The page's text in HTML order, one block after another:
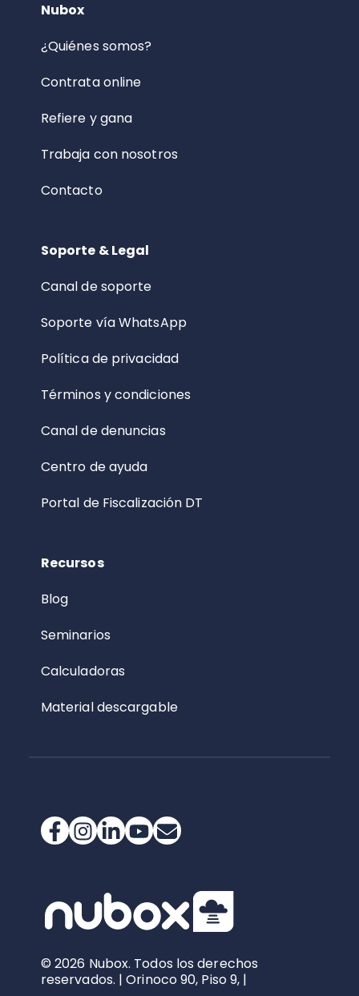
Nubox
¿Quiénes somos?
Contrata online
Refiere y gana
Trabaja con nosotros
Contacto
Soporte & Legal
Canal de soporte
Soporte vía WhatsApp
Política de privacidad
Términos y condiciones
Canal de denuncias
Centro de ayuda
Portal de Fiscalización DT
Recursos
Blog
Seminarios
Calculadoras
Material descargable
© 2026 Nubox. Todos los derechos
reservados. | Orinoco 90, Piso 9, |